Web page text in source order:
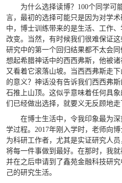
为什么选择读博？100个同学可
言，最初的选择可能只是因为对学
中，博士训练带来的是生活、工作
改变。当然，有时候我们很难保证
研究中的第一个回归结果都不太会
想起希腊神话中的西西弗斯，他被
又看着它滚落山坡。当西西弗斯走
的意义？神话没有告诉我们西西弗
石推上山顶。这似乎意味着任何具
们已经做出选择，就要义无反顾地走
在博士生活中，令我印象最为
学过程。2017年刚入学时，老师向
为科研工作者，尤其是实证研究人
将每一件事做到最好。在那时，我就
并在之后申请到了鑫苑金融科技研
己的研究生活。